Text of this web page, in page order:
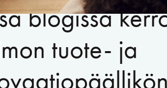
blogissa
tuote- ja